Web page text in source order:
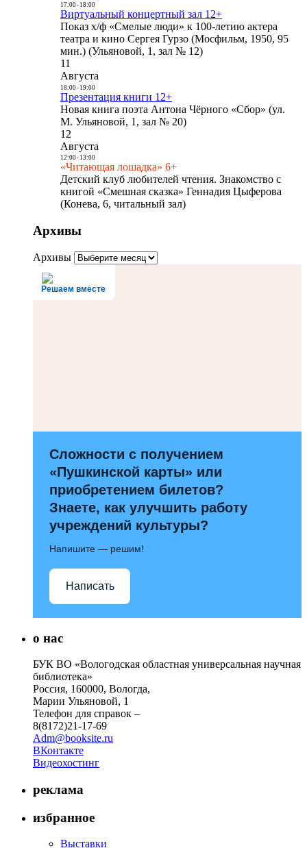
17:00- 18:00
Виртуальный концертный зал 12+
Показ х/ф «Смелые люди» к 100-летию актера
театра и кино Сергея Гурзо (Мосфильм, 1950, 95
мин.) (Ульяновой, 1, зал № 12)
11
Августа
18:00- 19:00
Презентация книги 12+
Новая книга поэта Антона Чёрного «Сбор» (ул.
М. Ульяновой, 1, зал № 20)
12
Августа
12:00- 13:00
«Читающая лошадка» 6+
Детский клуб любителей чтения. Знакомство с
книгой «Смешная сказка» Геннадия Цыферова
(Конева, 6, читальный зал)
Архивы
Архивы
Решаем вместе
Сложности с получением
«Пушкинской карты» или
приобретением билетов?
Знаете, как улучшить работу
учреждений культуры?
Напишите — решим!
Написать
о нас
БУК ВО «Вологодская областная универсальная научная
библиотека»
Россия, 160000, Вологда,
Марии Ульяновой, 1
Телефон для справок –
8(8172)21-17-69
Adm@booksite.ru
ВКонтакте
Видеохостинг
реклама
избранное
Выставки